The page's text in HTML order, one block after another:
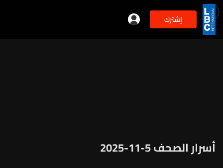
إشترك 4min
أسرار الصحف 5-11-2025